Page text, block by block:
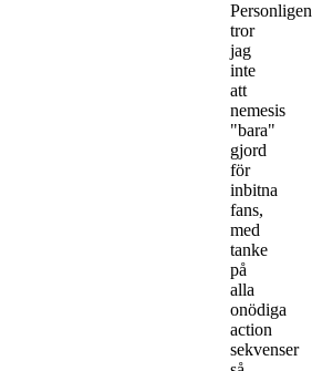
Personligen
tror
jag
inte
att
nemesis
"bara"
gjord
för
inbitna
fans,
med
tanke
på
alla
onödiga
action
sekvenser